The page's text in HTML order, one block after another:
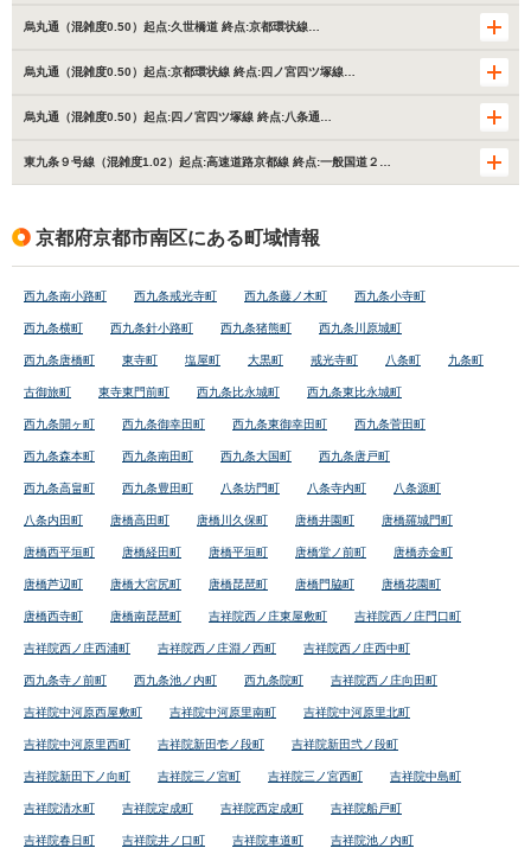
烏丸通（混雑度0.50）起点:久世橋道 終点:京都環状線…
烏丸通（混雑度0.50）起点:京都環状線 終点:四ノ宮四ツ塚線…
烏丸通（混雑度0.50）起点:四ノ宮四ツ塚線 終点:八条通…
東九条９号線（混雑度1.02）起点:高速道路京都線 終点:一般国道２…
京都府京都市南区にある町域情報
西九条南小路町 西九条戒光寺町 西九条藤ノ木町 西九条小寺町
西九条横町 西九条針小路町 西九条猪熊町 西九条川原城町
西九条唐橋町 東寺町 塩屋町 大黒町 戒光寺町 八条町 九条町
古御旅町 東寺東門前町 西九条比永城町 西九条東比永城町
西九条開ヶ町 西九条御幸田町 西九条東御幸田町 西九条菅田町
西九条森本町 西九条南田町 西九条大国町 西九条唐戸町
西九条高畠町 西九条豊田町 八条坊門町 八条寺内町 八条源町
八条内田町 唐橋高田町 唐橋川久保町 唐橋井園町 唐橋羅城門町
唐橋西平垣町 唐橋経田町 唐橋平垣町 唐橋堂ノ前町 唐橋赤金町
唐橋芦辺町 唐橋大宮尻町 唐橋琵琶町 唐橋門脇町 唐橋花園町
唐橋西寺町 唐橋南琵琶町 吉祥院西ノ庄東屋敷町 吉祥院西ノ庄門口町
吉祥院西ノ庄西浦町 吉祥院西ノ庄淵ノ西町 吉祥院西ノ庄西中町
西九条寺ノ前町 西九条池ノ内町 西九条院町 吉祥院西ノ庄向田町
吉祥院中河原西屋敷町 吉祥院中河原里南町 吉祥院中河原里北町
吉祥院中河原里西町 吉祥院新田壱ノ段町 吉祥院新田弐ノ段町
吉祥院新田下ノ向町 吉祥院三ノ宮町 吉祥院三ノ宮西町 吉祥院中島町
吉祥院清水町 吉祥院定成町 吉祥院西定成町 吉祥院船戸町
吉祥院春日町 吉祥院井ノ口町 吉祥院車道町 吉祥院池ノ内町